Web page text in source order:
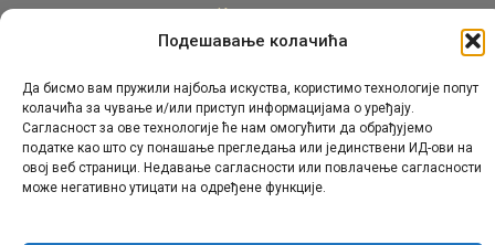
Подешавање колачића
Да бисмо вам пружили најбоља искуства, користимо технологије попут
колачића за чување и/или приступ информацијама о уређају.
Сагласност за ове технологије ће нам омогућити да обрађујемо
податке као што су понашање прегледања или јединствени ИД-ови на
овој веб страници. Недавање сагласности или повлачење сагласности
може негативно утицати на одређене функције.
Контакт
© Републички педагошки завод Републике Српске.